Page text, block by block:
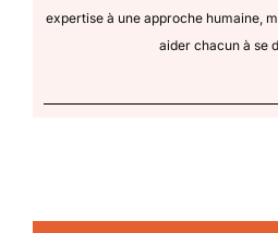
expertise à une approche humaine,
aider chacun à se